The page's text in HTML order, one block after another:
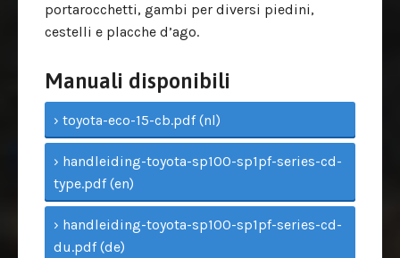
portarocchetti, gambi per diversi piedini,
cestelli e placche d’ago.
Manuali disponibili
› toyota-eco-15-cb.pdf (nl)
› handleiding-toyota-sp100-sp1pf-series-cd-
type.pdf (en)
› handleiding-toyota-sp100-sp1pf-series-cd-
du.pdf (de)